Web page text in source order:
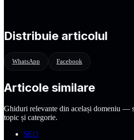
Distribuie articolul
WhatsApp Facebook
Articole similare
Ghiduri relevante din același domeniu —
topic și categorie.
SEO